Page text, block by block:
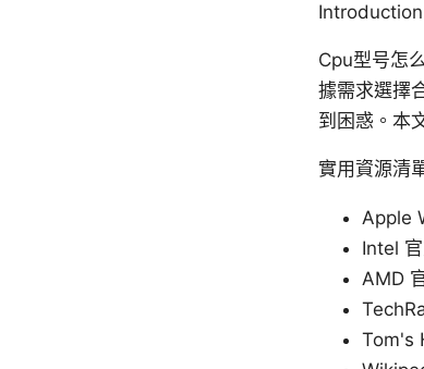
Introduction
Cpu型号怎
據需求選擇
到困惑。本
實用資源清
Apple
Intel
AMD
Tom's